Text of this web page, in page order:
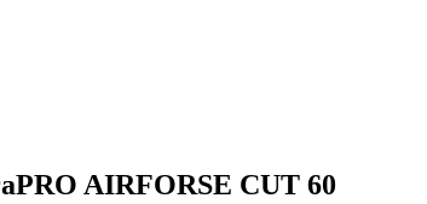
AIRFORSE CUT 60